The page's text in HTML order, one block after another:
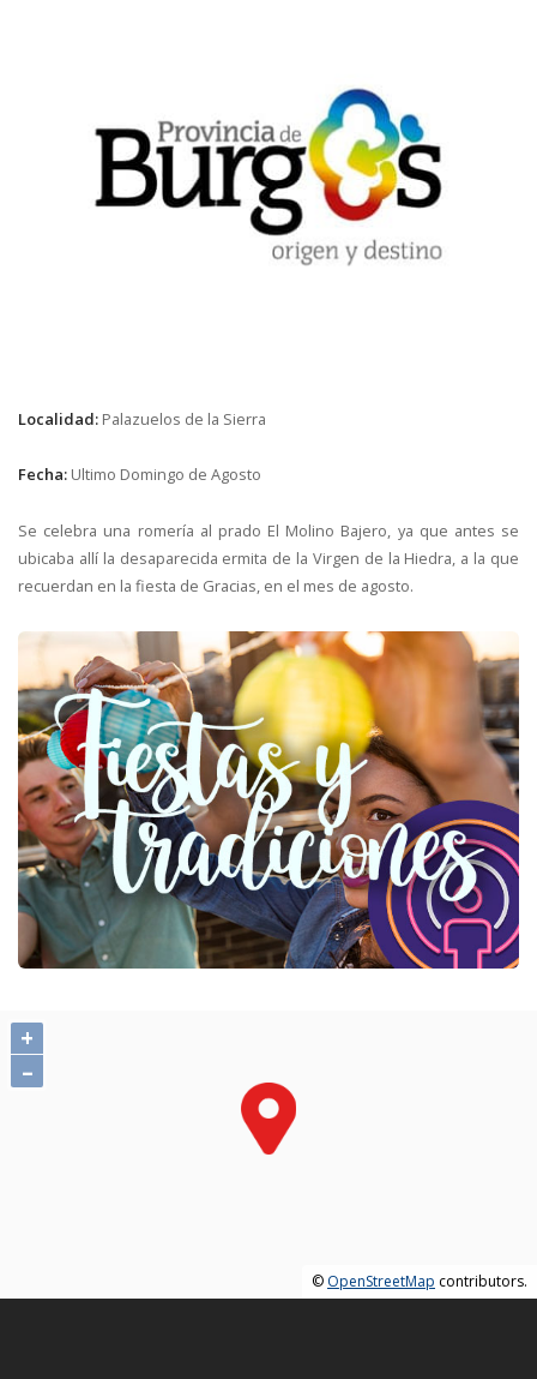
Localidad: Palazuelos de la Sierra
Fecha: Ultimo Domingo de Agosto
Se celebra una romería al prado El Molino Bajero, ya que antes se
ubicaba allí la desaparecida ermita de la Virgen de la Hiedra, a la que
recuerdan en la fiesta de Gracias, en el mes de agosto.
+
–
© OpenStreetMap contributors.